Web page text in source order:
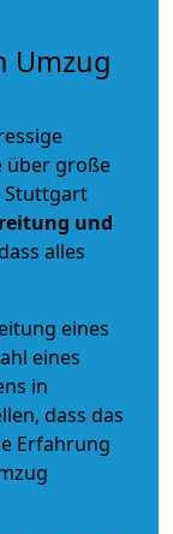
Umzug
über große
Stuttgart
und
alles
eines
eines
in
dass das
Erfahrung